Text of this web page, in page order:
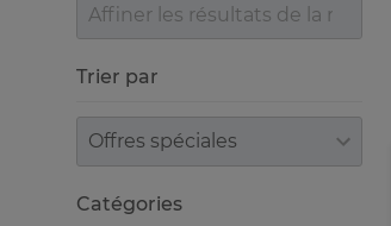
Trier par
Trier par
Catégories